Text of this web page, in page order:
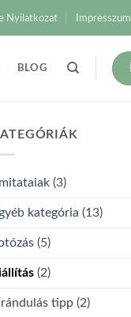
Nyilatkozat Impresszum
BLOG
(3)
kategória (13)
(5)
(2)
tipp(2)